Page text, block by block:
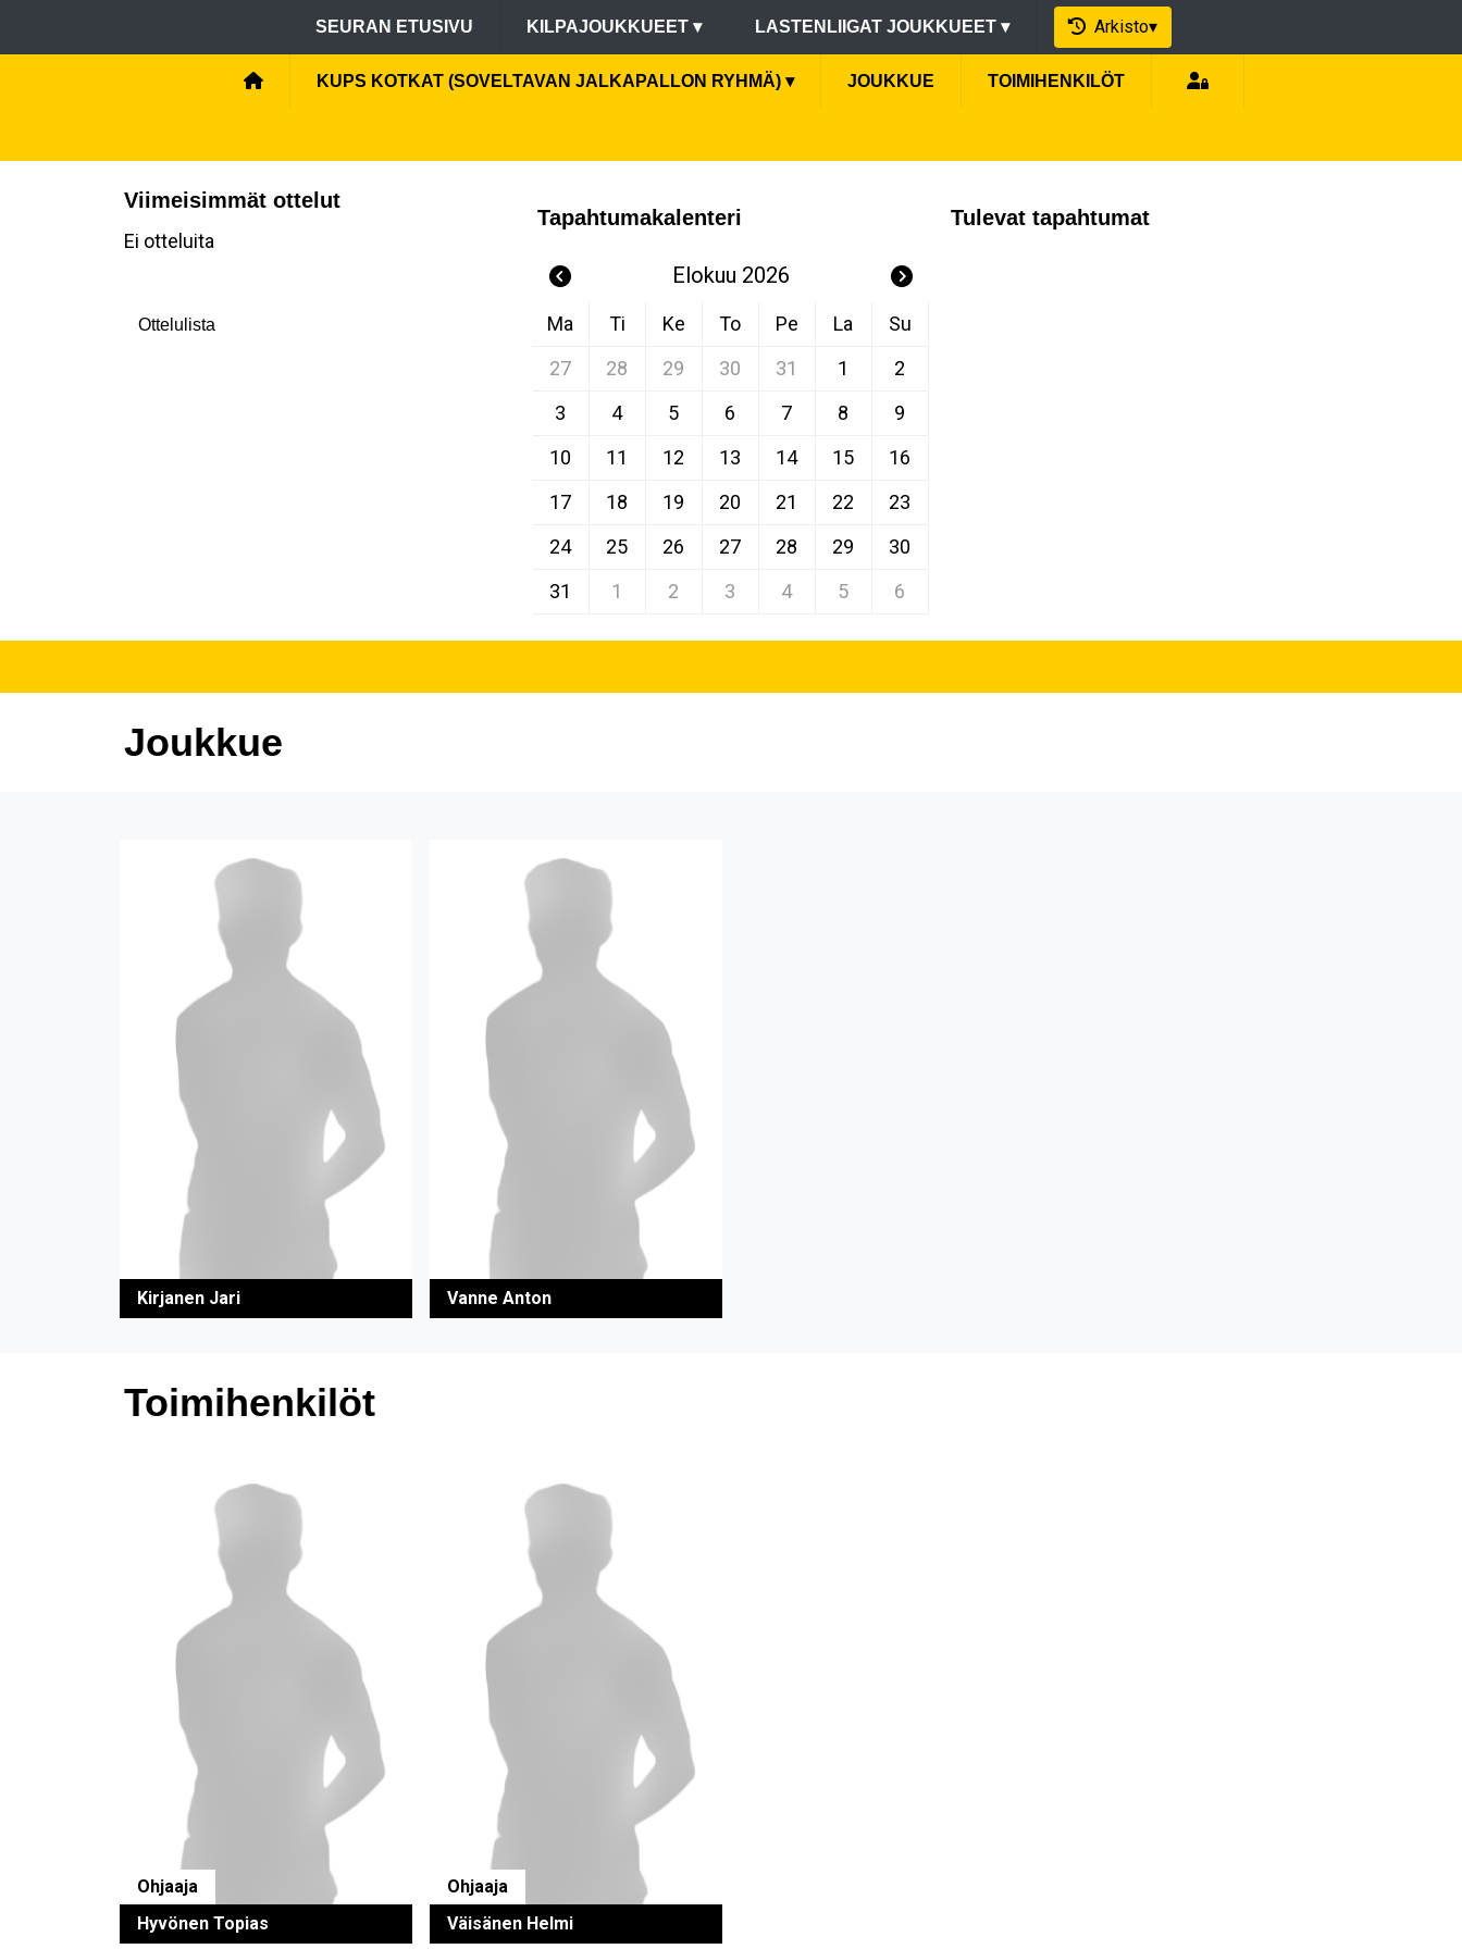
SEURAN ETUSIVU KILPAJOUKKUEET ▾ LASTENLIIGAT JOUKKUEET ▾ Arkisto▾
KUPS KOTKAT (SOVELTAVAN JALKAPALLON RYHMÄ) ▾ JOUKKUE TOIMIHENKILÖT
Viimeisimmät ottelut
Ei otteluita
Ottelulista
Tapahtumakalenteri
Elokuu 2026
Ma Ti Ke To Pe La
Su
27
28 29 30 31 1
2
3
4 5 6 7 8
9
10
11 12 13 14 15
16
17
18 19 20 21 22
23
24
25 26 27 28 29
30
31
1 2 3 4 5 6
Tulevat tapahtumat
Joukkue
Kirjanen Jari Vanne Anton
Toimihenkilöt
Ohjaaja
Hyvönen Topias
Ohjaaja
Väisänen Helmi